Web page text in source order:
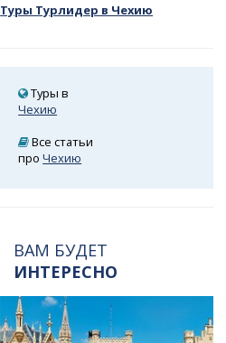
Туры Турлидер в Чехию
Туры в
Чехию
Все статьи
проЧехию
ВАМ БУДЕТ
ИНТЕРЕСНО